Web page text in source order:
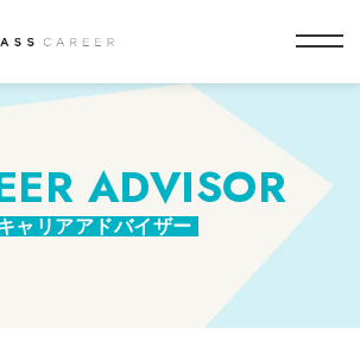
ADVISOR
ャリアアドバイザー